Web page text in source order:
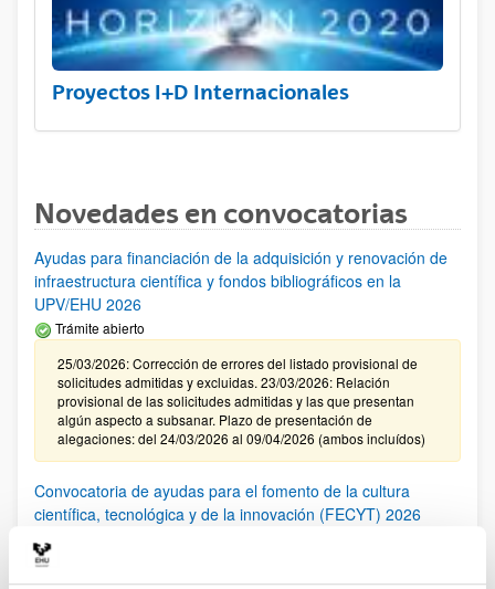
Proyectos I+D Internacionales
Novedades en convocatorias
Ayudas para financiación de la adquisición y renovación de
infraestructura científica y fondos bibliográficos en la
UPV/EHU 2026
Trámite abierto
25/03/2026: Corrección de errores del listado provisional de
solicitudes admitidas y excluidas. 23/03/2026: Relación
provisional de las solicitudes admitidas y las que presentan
algún aspecto a subsanar. Plazo de presentación de
alegaciones: del 24/03/2026 al 09/04/2026 (ambos incluídos)
Convocatoria de ayudas para el fomento de la cultura
científica, tecnológica y de la innovación (FECYT) 2026